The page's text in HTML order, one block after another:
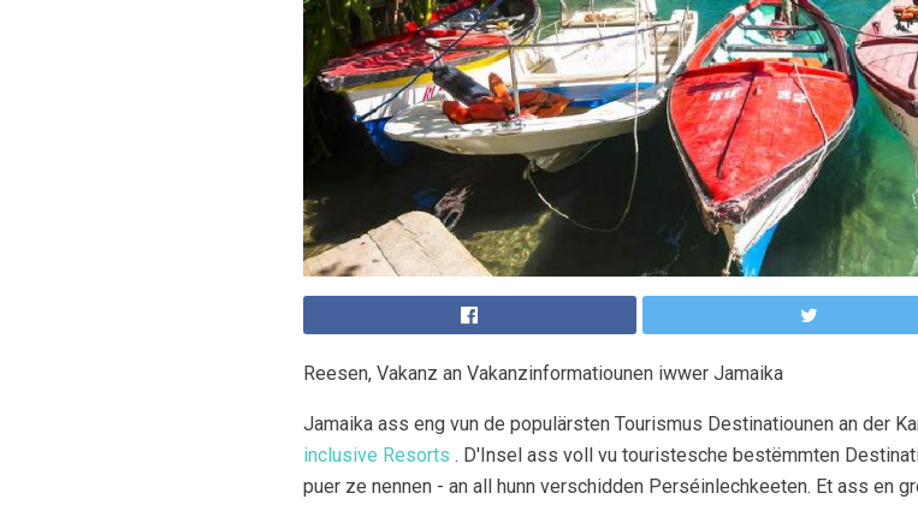
Reesen, Vakanz an Vakanzinformatiounen iwwer Jamaika
Jamaika ass eng vun de populärsten Tourismus Destinatiounen an der
inclusive Resorts . D'Insel ass voll vu touristesche bestëmmten
puer ze nennen - an all hunn verschidden Perséinlechkeeten. Et ass en